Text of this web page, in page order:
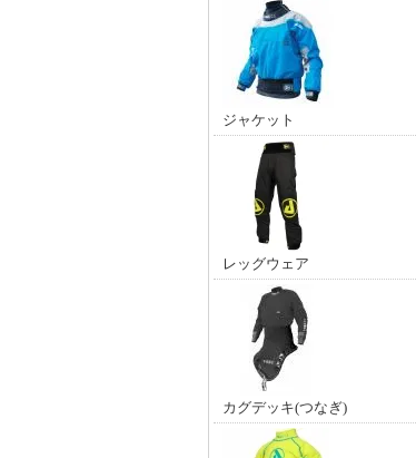
ジャケット
レッグウェア
カグデッキ(つなぎ)